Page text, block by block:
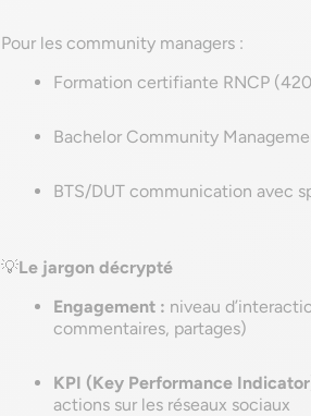
Pour les community managers :
Formation certifiante RNCP
Bachelor Community
BTS/DUT communication avec
💡Le jargon décrypté
Engagement : niveau
commentaires, partages)
KPI (Key Performance
actions sur les réseaux sociaux